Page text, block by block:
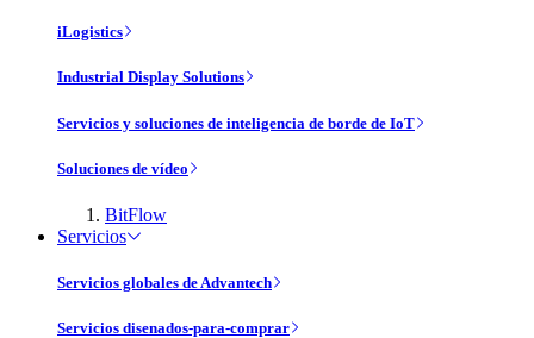
iLogistics
Industrial Display Solutions
Servicios y soluciones de inteligencia de borde de IoT
Soluciones de vídeo
BitFlow
Servicios
Servicios globales de Advantech
Servicios disenados-para-comprar